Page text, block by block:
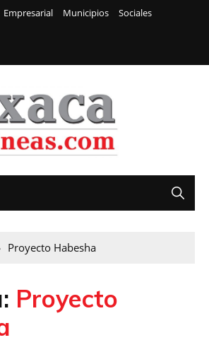
Empresarial Municipios
Sociales
Proyecto Habesha
Proyecto